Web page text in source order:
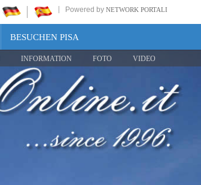
Powered by NETWORK PORTALI
BESUCHEN PISA
INFORMATION FOTO VIDEO